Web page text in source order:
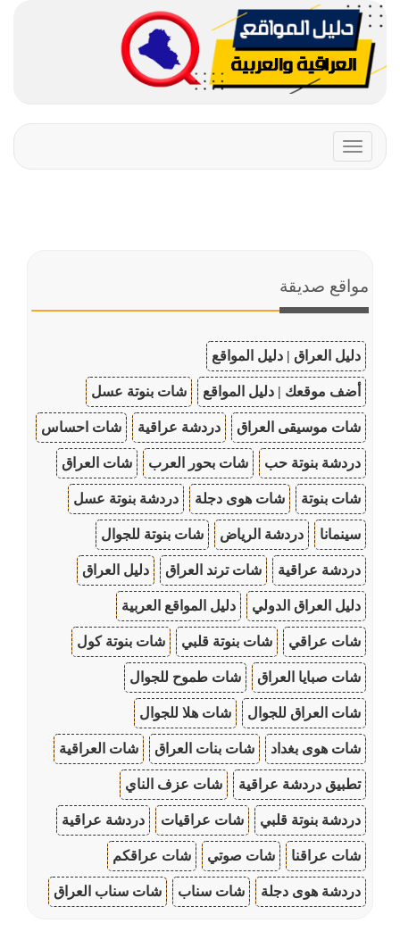
Toggle
navigation
مواقع صديقة
دليل العراق | دليل المواقع
أضف موقعك | دليل المواقع شات بنوتة عسل
شات موسيقى العراق دردشة عراقية شات احساس
دردشة بنوتة حب شات بحور العرب شات العراق
شات بنوتة شات هوى دجلة دردشة بنوتة عسل
سينمانا دردشة الرياض شات بنوتة للجوال
دردشة عراقية شات ترند العراق دليل العراق
دليل العراق الدولي دليل المواقع العربية
شات عراقي شات بنوتة قلبي شات بنوتة كول
شات صبايا العراق شات طموح للجوال
شات العراق للجوال شات هلا للجوال
شات هوى بغداد شات بنات العراق شات العراقية
تطبيق دردشة عراقية شات عزف الناي
دردشة بنوتة قلبي شات عراقيات دردشة عراقية
شات عراقنا شات صوتي شات عراقكم
دردشة هوى دجلة شات سناب شات سناب العراق